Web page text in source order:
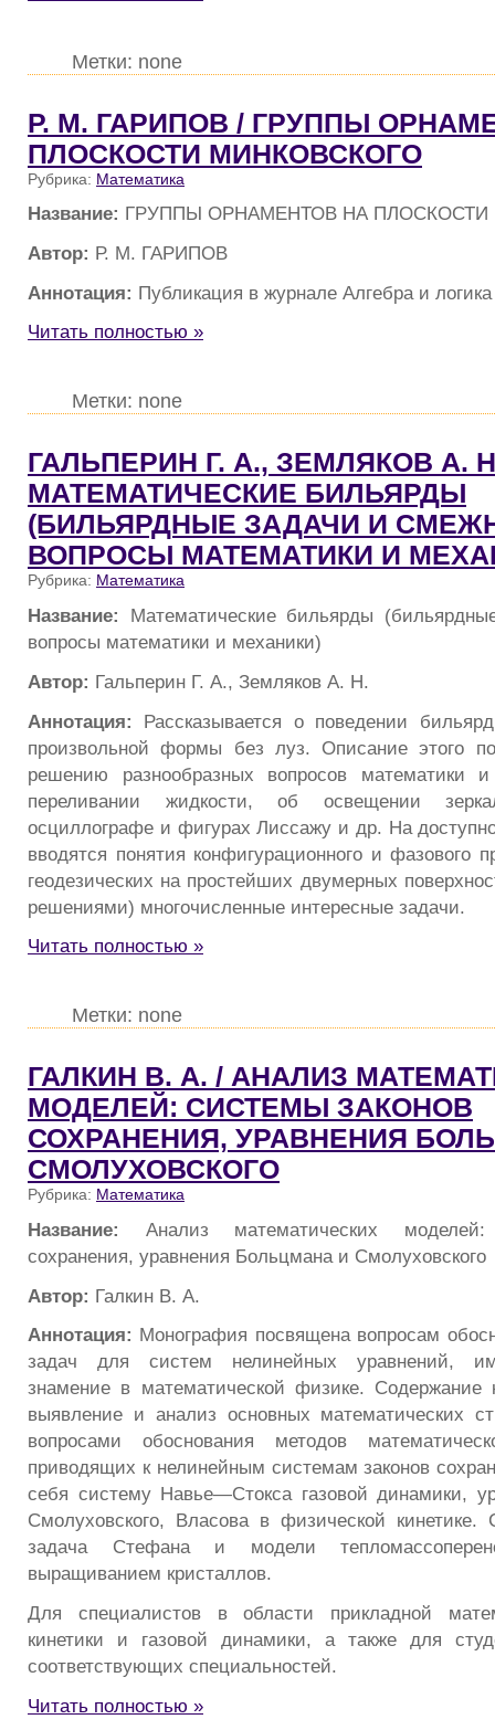
Метки: none
Р. М. ГАРИПОВ / ГРУППЫ
ПЛОСКОСТИ МИНКОВСКОГО
Рубрика: Математика
Название: ГРУППЫ ОРНАМЕНТОВ НА
Автор: Р. М. ГАРИПОВ
Аннотация: Публикация в журнале Алгебра и логика
Читать полностью »
Метки: none
ГАЛЬПЕРИН Г. А., ЗЕМЛЯКОВ А.
МАТЕМАТИЧЕСКИЕ БИЛЬЯРДЫ
(БИЛЬЯРДНЫЕ ЗАДАЧИ И
ВОПРОСЫ МАТЕМАТИКИ И
Рубрика: Математика
Название: Математические бильярды
вопросы математики и механики)
Автор: Гальперин Г. А., Земляков А. Н.
Аннотация: Рассказывается о поведении
произвольной формы без луз. Описание этого
решению разнообразных вопросов математики
переливании жидкости, об освещении
осциллографе и фигурах Лиссажу и др. На
вводятся понятия конфигурационного и фазового
геодезических на простейших двумерных
решениями) многочисленные интересные задачи.
Читать полностью »
Метки: none
ГАЛКИН В. А. / АНАЛИЗ
МОДЕЛЕЙ: СИСТЕМЫ ЗАКОНОВ
СОХРАНЕНИЯ, УРАВНЕНИЯ
СМОЛУХОВСКОГО
Рубрика: Математика
Название: Анализ математических
сохранения, уравнения Больцмана и Смолуховского
Автор: Галкин В. А.
Аннотация: Монография посвящена вопросам
задач для систем нелинейных уравнений,
знамение в математической физике. Содержание
выявление и анализ основных математических
вопросами обоснования методов
приводящих к нелинейным системам законов
себя систему Навье—Стокса газовой динамики,
Смолуховского, Власова в физической
задача Стефана и модели
выращиванием кристаллов.
Для специалистов в области прикладной
кинетики и газовой динамики, а также для
соответствующих специальностей.
Читать полностью »